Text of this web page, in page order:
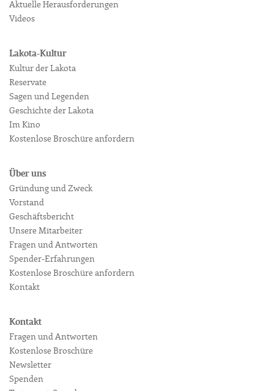
Aktuelle Herausforderungen
Videos
Lakota-Kultur
Kultur der Lakota
Reservate
Sagen und Legenden
Geschichte der Lakota
Im Kino
Kostenlose Broschüre anfordern
Über uns
Gründung und Zweck
Vorstand
Geschäftsbericht
Unsere Mitarbeiter
Fragen und Antworten
Spender-Erfahrungen
Kostenlose Broschüre anfordern
Kontakt
Kontakt
Fragen und Antworten
Kostenlose Broschüre
Newsletter
Spenden